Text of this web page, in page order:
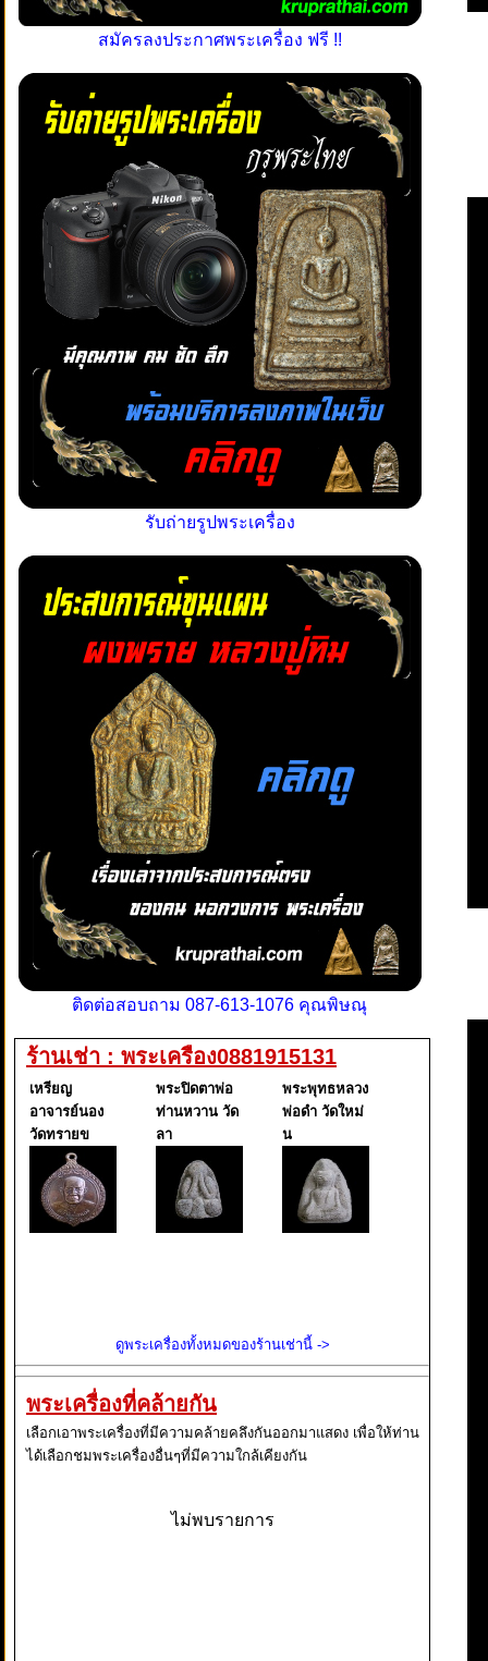
สมัครลงประกาศพระเครื่อง ฟรี !!
รับถ่ายรูปพระเครื่อง
ติดต่อสอบถาม 087-613-1076 คุณพิษณุ
ร้านเช่า : พระเครือง0881915131
เหรียญ
อาจารย์นอง
วัดทรายข
พระปิดตาพ่อ
ท่านหวาน วัด
ลา
พระพุทธหลวง
พ่อดำ วัดใหม่
น
ดูพระเครื่องทั้งหมดของร้านเช่านี้ ->
พระเครื่องที่คล้ายกัน
เลือกเอาพระเครื่องที่มีความคล้ายคลึงกันออกมาแสดง เพื่อให้ท่าน
ได้เลือกชมพระเครื่องอื่นๆที่มีความใกล้เคียงกัน
ไม่พบรายการ